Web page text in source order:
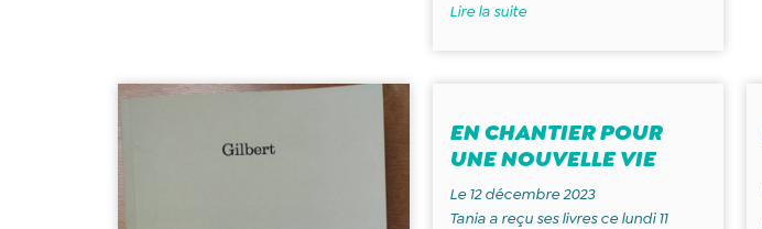
Lire la suite
EN CHANTIER POUR
UNE NOUVELLE VIE
Le 12 décembre 2023
Tania a reçu ses livres ce lundi 11